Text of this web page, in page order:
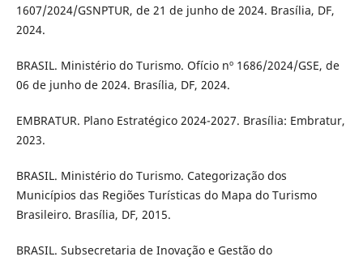
1607/2024/GSNPTUR, de 21 de junho de 2024. Brasília, DF,
2024.
BRASIL. Ministério do Turismo. Ofício nº 1686/2024/GSE, de
06 de junho de 2024. Brasília, DF, 2024.
EMBRATUR. Plano Estratégico 2024-2027. Brasília: Embratur,
2023.
BRASIL. Ministério do Turismo. Categorização dos
Municípios das Regiões Turísticas do Mapa do Turismo
Brasileiro. Brasília, DF, 2015.
BRASIL. Subsecretaria de Inovação e Gestão do